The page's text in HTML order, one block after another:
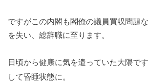
ですがこの内閣も閣僚の議員買収問題
を失い、総辞職に至ります。
日頃から健康に気を遣っていた大隈です
して昏睡状態に。